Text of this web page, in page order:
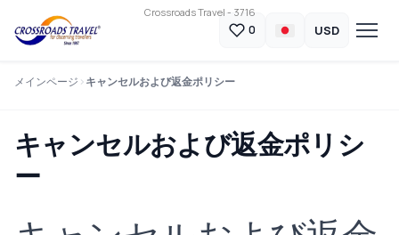
Crossroads Travel - 3716
0 USD
メインページ キャンセルおよび返金ポリシー
キャンセルおよび返金ポリシ
ー